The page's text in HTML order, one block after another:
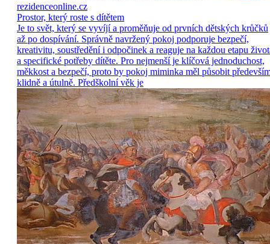
rezidenceonline.cz
Prostor, který roste s dítětem
Je to svět, který se vyvíjí a proměňuje od prvních dětských krůčků
až po dospívání. Správně navržený pokoj podporuje bezpečí,
kreativitu, soustředění i odpočinek a reaguje na každou etapu
a specifické potřeby dítěte. Pro nejmenší je klíčová jednoduchost,
měkkost a bezpečí, proto by pokoj miminka měl působit
klidně a útulně. Předškolní věk je